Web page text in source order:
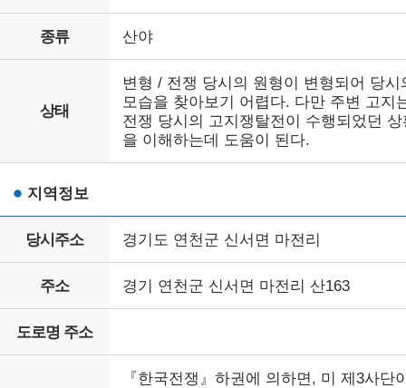
종류 산야
상태
변형 / 전쟁 당시의 원형이 변형되어 당시
모습을 찾아보기 어렵다. 다만 주변 고지
전쟁 당시의 고지쟁탈전이 수행되었던 상
을 이해하는데 도움이 된다.
지역정보
당시주소 경기도 연천군 신서면 마전리
주소 경기 연천군 신서면 마전리 산163
도로명 주소
『한국전쟁』하권에 의하면, 미 제3사단